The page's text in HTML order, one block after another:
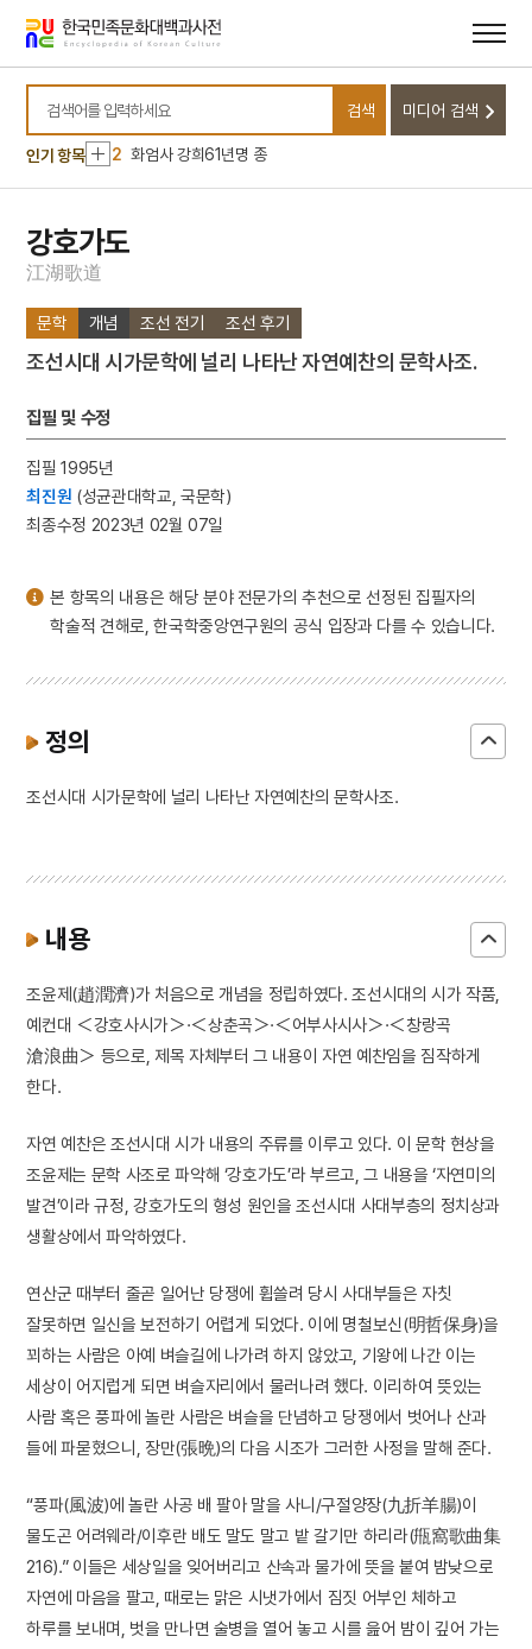
바로가기
바로가기
검색어를 입력하세요
검색 미디어 검색
인기 항목
10 안채
1 대정실업친목회
2 화엄사 강희61년명 종
3 말뭉치
7
두시언해
8 떡박물관
10 안채
1
화엄사 강희61년명 종
5
화엄사 사사자석탑 앞 석등
7
두시언해
10 안채
강호가도
江湖歌道
문학 개념 조선 전기 조선 후기
조선시대 시가문학에 널리 나타난 자연예찬의 문학사조.
집필 및 수정
집필 1995년
최진원 (성균관대학교, 국문학)
최종수정 2023년 02월 07일
본 항목의 내용은 해당 분야 전문가의 추천으로 선정된 집필자의
학술적 견해로, 한국학중앙연구원의 공식 입장과 다를 수 있습니다.
정의
조선시대 시가문학에 널리 나타난 자연예찬의 문학사조.
내용
조윤제(趙潤濟)가 처음으로 개념을 정립하였다. 조선시대의 시가 작품,
예컨대 ＜강호사시가＞·＜상춘곡＞·＜어부사시사＞·＜창랑곡
滄浪曲＞ 등으로, 제목 자체부터 그 내용이 자연 예찬임을 짐작하게
한다.
자연 예찬은 조선시대 시가 내용의 주류를 이루고 있다. 이 문학 현상을
조윤제는 문학 사조로 파악해 ‘강호가도’라 부르고, 그 내용을 ‘자연미의
발견’이라 규정, 강호가도의 형성 원인을 조선시대 사대부층의 정치상과
생활상에서 파악하였다.
연산군 때부터 줄곧 일어난 당쟁에 휩쓸려 당시 사대부들은 자칫
잘못하면 일신을 보전하기 어렵게 되었다. 이에 명철보신(明哲保身)을
꾀하는 사람은 아예 벼슬길에 나가려 하지 않았고, 기왕에 나간 이는
세상이 어지럽게 되면 벼슬자리에서 물러나려 했다. 이리하여 뜻있는
사람 혹은 풍파에 놀란 사람은 벼슬을 단념하고 당쟁에서 벗어나 산과
들에 파묻혔으니, 장만(張晩)의 다음 시조가 그러한 사정을 말해 준다.
“풍파(風波)에 놀란 사공 배 팔아 말을 사니/구절양장(九折羊腸)이
물도곤 어려웨라/이후란 배도 말도 말고 밭 갈기만 하리라(甁窩歌曲集
216).” 이들은 세상일을 잊어버리고 산속과 물가에 뜻을 붙여 밤낮으로
자연에 마음을 팔고, 때로는 맑은 시냇가에서 짐짓 어부인 체하고
하루를 보내며, 벗을 만나면 술병을 열어 놓고 시를 읊어 밤이 깊어 가는